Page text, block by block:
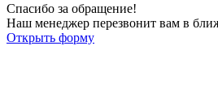
Спасибо за обращение!
Наш менеджер перезвонит вам в
Открыть форму